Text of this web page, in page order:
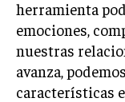
herramienta
emociones,
nuestras
avanza,
características